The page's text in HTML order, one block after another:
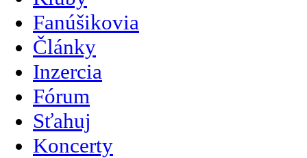
Fanúšikovia
Články
Inzercia
Fórum
Sťahuj
Koncerty